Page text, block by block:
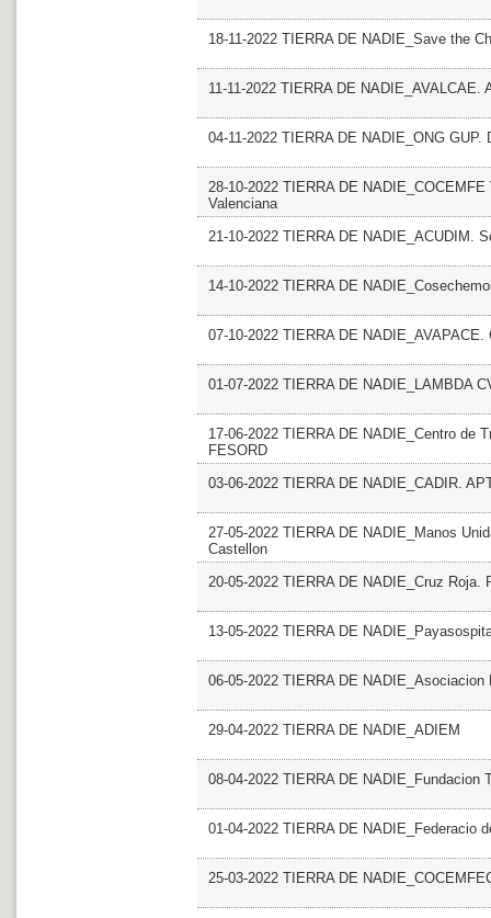
18-11-2022 TIERRA DE NADIE_Save the
11-11-2022 TIERRA DE NADIE_AVALCAE.
04-11-2022 TIERRA DE NADIE_ONG GUP.
28-10-2022 TIERRA DE
Valenciana
21-10-2022 TIERRA DE NADIE_ACUDIM.
14-10-2022 TIERRA DE
07-10-2022 TIERRA DE
01-07-2022 TIERRA DE NADIE_LAMBDA
17-06-2022 TIERRA DE NADIE_Centro de
FESORD
03-06-2022 TIERRA DE NADIE_CADIR.
27-05-2022 TIERRA DE NADIE_Manos
Castellon
20-05-2022 TIERRA DE NADIE_Cruz
13-05-2022 TIERRA DE
06-05-2022 TIERRA DE NADIE_Asociacion
29-04-2022 TIERRA DE NADIE_ADIEM
08-04-2022 TIERRA DE NADIE_Fundacion
01-04-2022 TIERRA DE NADIE_Federacio
25-03-2022 TIERRA DE